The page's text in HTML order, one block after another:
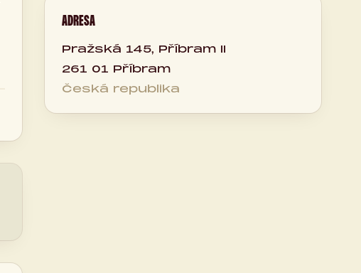
ADRESA
Pražská 145, Příbram II
261 01 Příbram
Česká republika